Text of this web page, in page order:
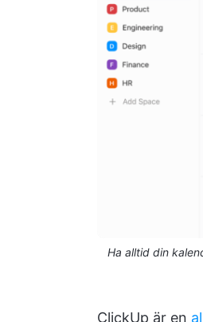
Ha alltid din
ClickUp är en